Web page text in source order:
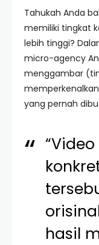
Tahukah Anda
memiliki tingkat
lebih tinggi?
micro-agency
menggambar
yang pernah
hasil